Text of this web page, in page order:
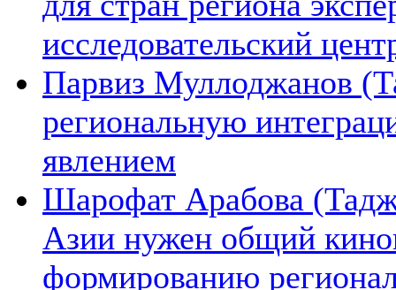
исследовательский
Парвиз Муллоджанов
региональную
явлением
Шарофат Арабова
Азии нужен общий
формированию